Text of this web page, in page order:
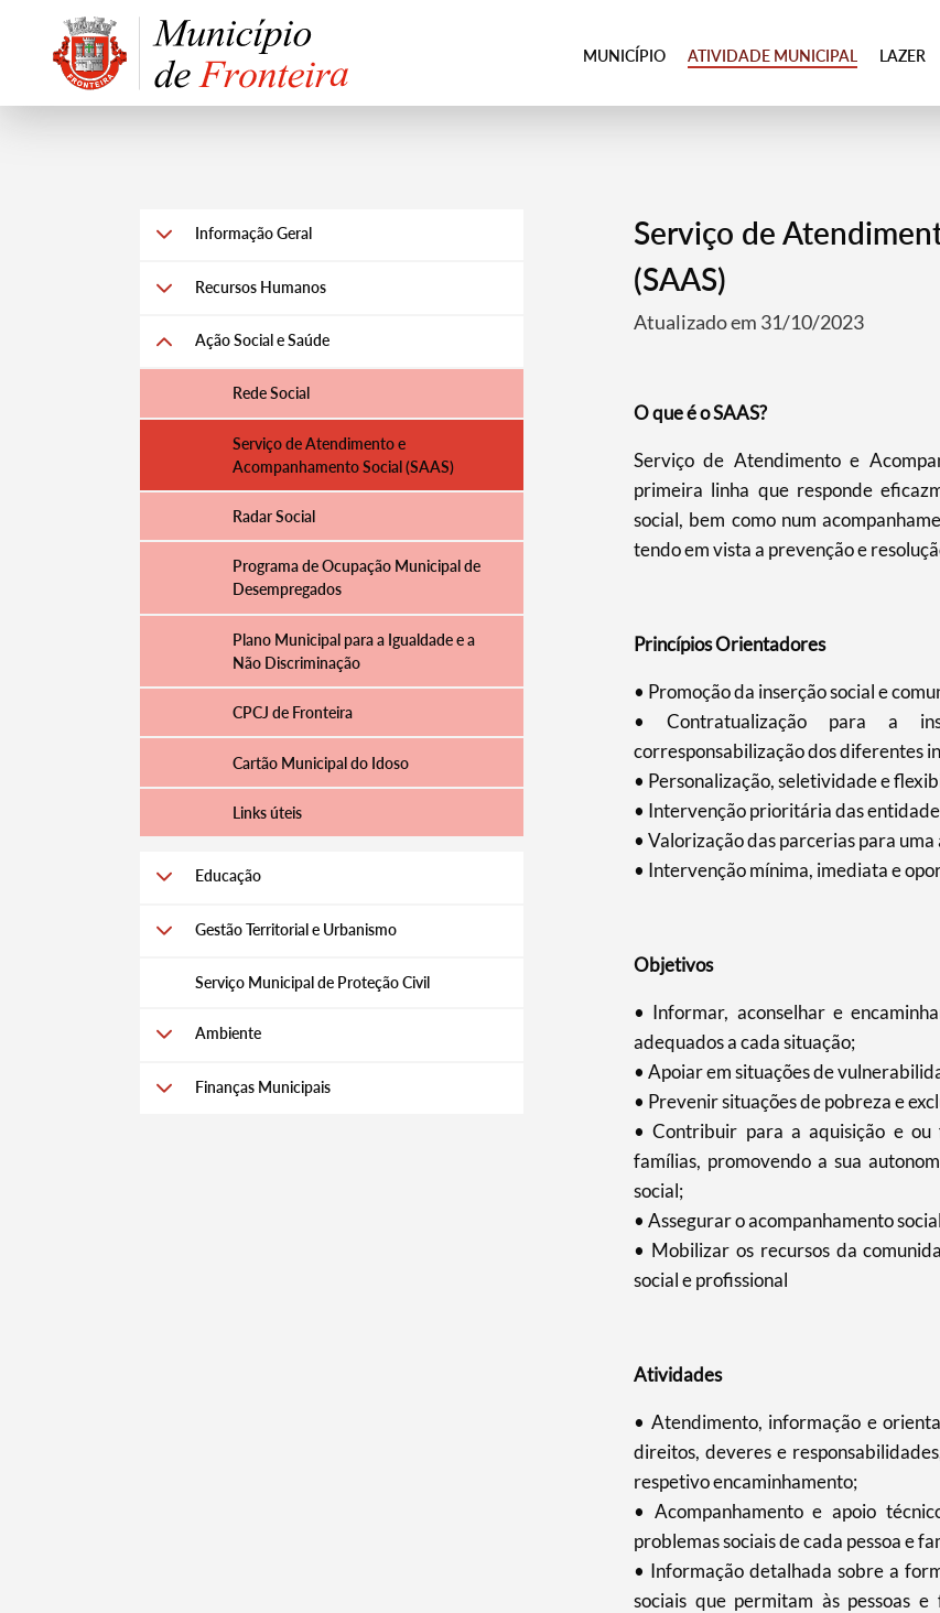
MUNICÍPIO ATIVIDADE MUNICIPAL LAZER
Informação Geral
Recursos Humanos
Ação Social e Saúde
Rede Social
Serviço de Atendimento e
Acompanhamento Social (SAAS)
Radar Social
Programa de Ocupação Municipal de
Desempregados
Plano Municipal para a Igualdade e a
Não Discriminação
CPCJ de Fronteira
Cartão Municipal do Idoso
Links úteis
Educação
Gestão Territorial e Urbanismo
Serviço Municipal de Proteção Civil
Ambiente
Finanças Municipais
Serviço de
(SAAS)
Atualizado em 31/10/2023
O que é o SAAS?
Serviço de Atendimento e
primeira linha que responde
social, bem como num
tendo em vista a prevenção e
Princípios Orientadores
• Promoção da inserção social e
• Contratualização para a
corresponsabilização dos diferentes
• Personalização, seletividade e
• Intervenção prioritária das
• Valorização das parcerias para
• Intervenção mínima, imediata e
Objetivos
• Informar, aconselhar e
adequados a cada situação;
• Apoiar em situações de
• Prevenir situações de pobreza e
• Contribuir para a aquisição e ou
famílias, promovendo a sua
social;
• Assegurar o acompanhamento
• Mobilizar os recursos da
social e profissional
Atividades
• Atendimento, informação e
direitos, deveres e
respetivo encaminhamento;
• Acompanhamento e apoio
problemas sociais de cada pessoa e
• Informação detalhada sobre a
sociais que permitam às pessoas